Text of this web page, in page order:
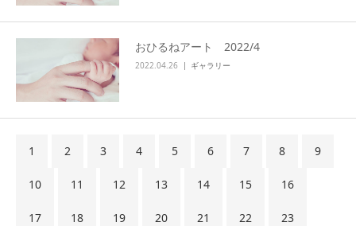
おひるねアート 2022/4
2022.04.26 ギャラリー
1 2 3 4 5 6 7 8 9
10 11 12 13 14 15 16
17 18 19 20 21 22 23